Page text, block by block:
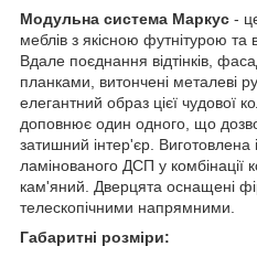
Модульна система Маркус -
меблів з якісною футнітурою
Вдале поєднання відтінків,
планками, витончені металеві
елегантний образ цієї чудової
доповнює один одного, що
затишний інтер'єр. Виготовлена
ламінованого ДСП у комбінації
кам'яний. Дверцята оснащені
телескопічними напрямними.
Габаритні розміри: